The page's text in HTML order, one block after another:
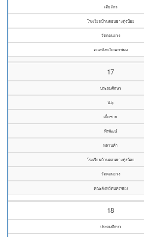
เตียจักร
โรงเรียนบ้านดอนยางทุ่งน้อย
วัดดอนยาง
คณะจังหวัดนครพนม
17
ประถมศึกษา
ป.๖
เด็กชาย
พีรพัฒน์
หลาบคำ
โรงเรียนบ้านดอนยางทุ่งน้อย
วัดดอนยาง
คณะจังหวัดนครพนม
18
ประถมศึกษา